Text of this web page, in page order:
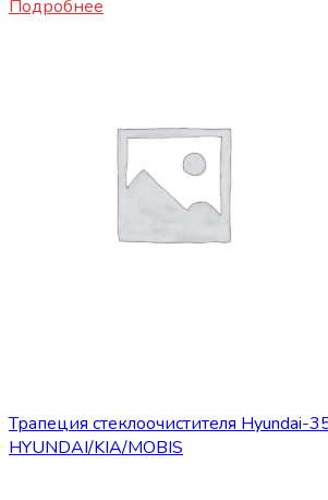
Подробнее
Трапеция стеклоочистителя Hyundai-
HYUNDAI/KIA/MOBIS